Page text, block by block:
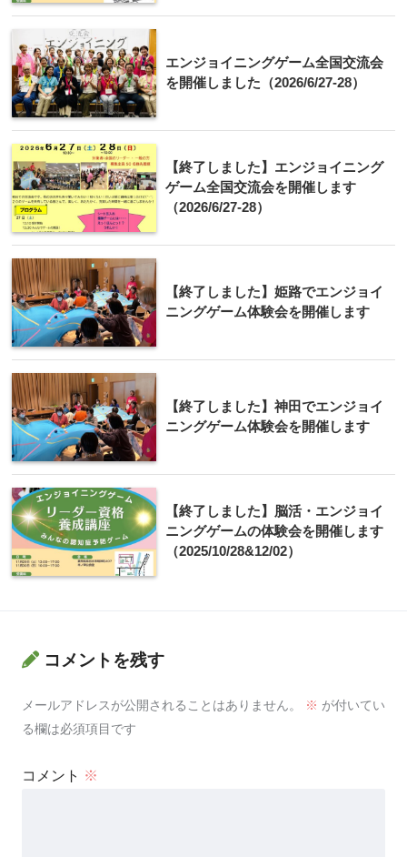
エンジョイニングゲーム全国交流会
を開催しました（2026/6/27-28）
【終了しました】エンジョイニング
ゲーム全国交流会を開催します
（2026/6/27-28）
【終了しました】姫路でエンジョイ
ニングゲーム体験会を開催します
【終了しました】神田でエンジョイ
ニングゲーム体験会を開催します
【終了しました】脳活・エンジョイ
ニングゲームの体験会を開催します
（2025/10/28&12/02）
コメントを残す
メールアドレスが公開されることはありません。 ※ が付いてい
る欄は必須項目です
コメント ※